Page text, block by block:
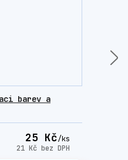
barev a
25 Kč/ks
21 Kč bez DPH